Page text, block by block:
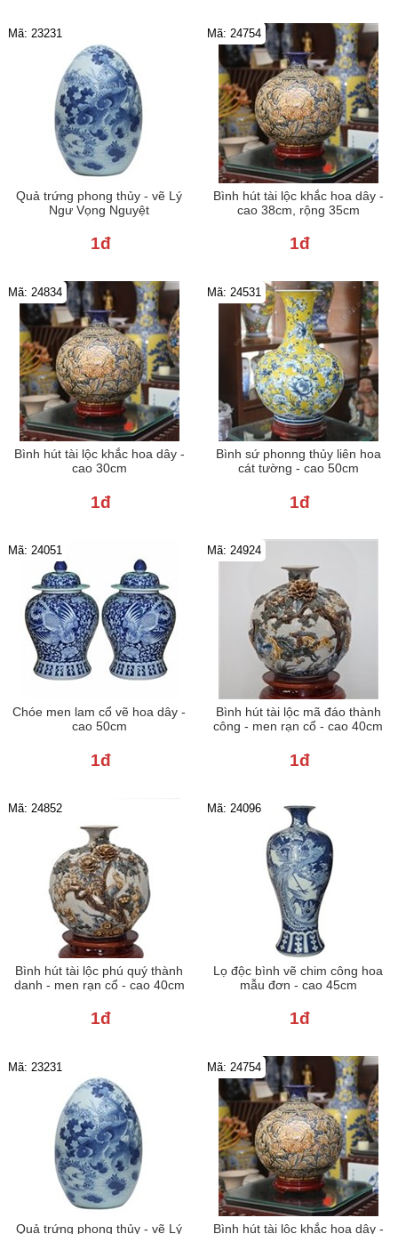
Quả trứng phong thủy - vẽ Lý
Ngư Vọng Nguyệt
Mã: 23231
1đ
Bình hút tài lộc khắc hoa dây -
cao 38cm, rộng 35cm
Mã: 24754
1đ
Bình hút tài lộc khắc hoa dây -
cao 30cm
Mã: 24834
1đ
Bình sứ phonng thủy liên hoa
cát tường - cao 50cm
Mã: 24531
1đ
Chóe men lam cổ vẽ hoa dây -
cao 50cm
Mã: 24051
1đ
Bình hút tài lộc mã đáo thành
công - men rạn cổ - cao 40cm
Mã: 24924
1đ
Bình hút tài lộc phú quý thành
danh - men rạn cổ - cao 40cm
Mã: 24852
1đ
Lọ độc bình vẽ chim công hoa
mẫu đơn - cao 45cm
Mã: 24096
1đ
Quả trứng phong thủy - vẽ Lý
Mã: 23231
Bình hút tài lộc khắc hoa dây -
Mã: 24754